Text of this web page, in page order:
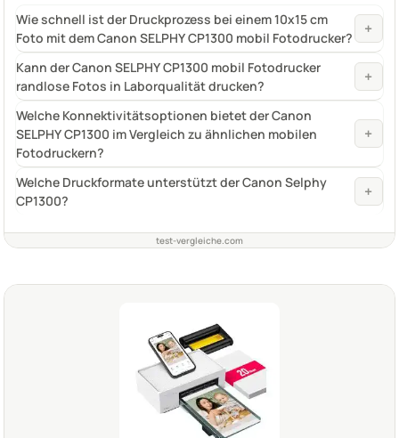
Wie schnell ist der Druckprozess bei einem 10x15 cm
Foto mit dem Canon SELPHY CP1300 mobil Fotodrucker?
+
Kann der Canon SELPHY CP1300 mobil Fotodrucker
randlose Fotos in Laborqualität drucken?
+
Welche Konnektivitätsoptionen bietet der Canon
SELPHY CP1300 im Vergleich zu ähnlichen mobilen
Fotodruckern?
+
Welche Druckformate unterstützt der Canon Selphy
CP1300?
+
test-vergleiche.com